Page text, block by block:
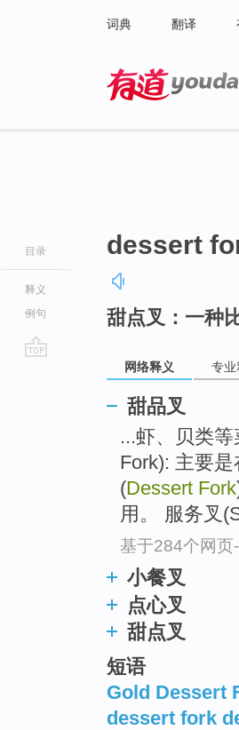
词典 翻译
目录
释义
例句
dessert
甜点叉：一种
网络释义 专业
甜品叉
...虾、贝类
Fork): 主要
(Dessert Fork
用。 服务叉
基于284个网页-
小餐叉
点心叉
甜点叉
短语
Gold Dessert
dessert fork